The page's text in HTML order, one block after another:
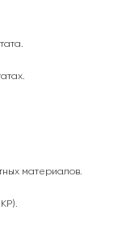
материалов.